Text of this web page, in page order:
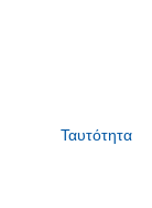
Ταυτότητα